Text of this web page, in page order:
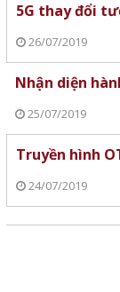
5G thay đổi
26/07/2019
Nhận diện
25/07/2019
Truyền hình
24/07/2019